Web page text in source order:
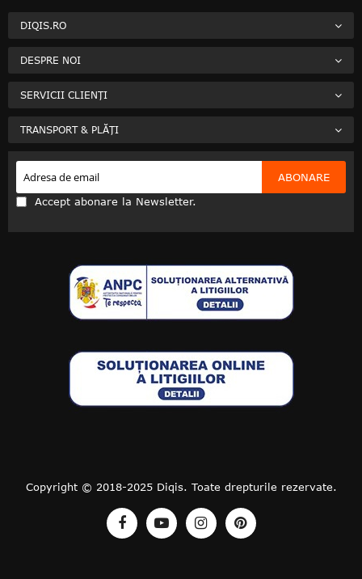
DIQIS.RO
DESPRE NOI
SERVICII CLIENȚI
TRANSPORT & PLĂȚI
ABONARE
Accept abonare la Newsletter.
Copyright © 2018-2025 Diqis. Toate drepturile rezervate.